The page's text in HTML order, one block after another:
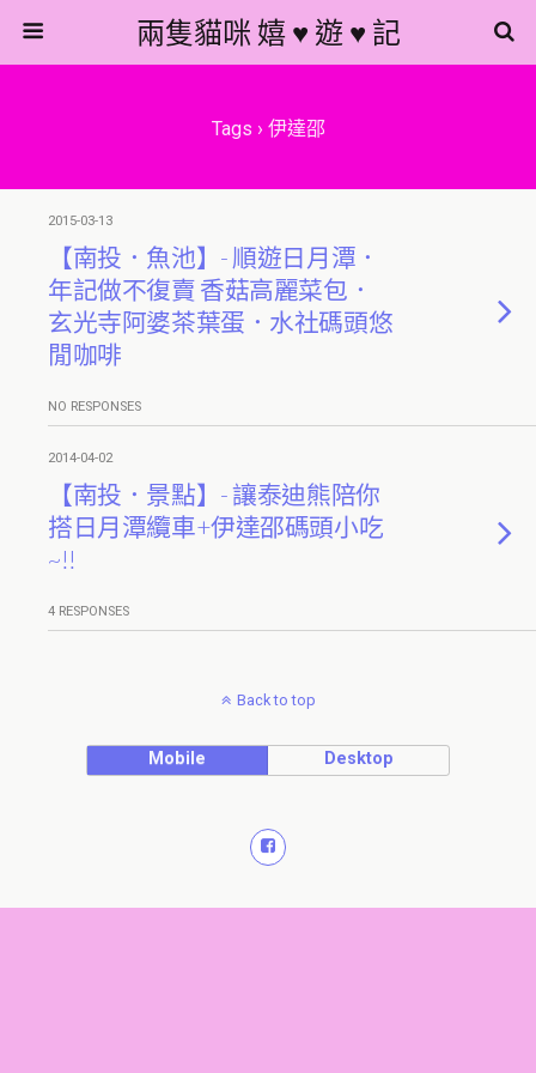
兩隻貓咪 嬉 ♥ 遊 ♥ 記
Tags › 伊達邵
2015-03-13
【南投．魚池】- 順遊日月潭．
年記做不復賣 香菇高麗菜包．
玄光寺阿婆茶葉蛋．水社碼頭悠
閒咖啡
NO RESPONSES
2014-04-02
【南投．景點】- 讓泰迪熊陪你
搭日月潭纜車+伊達邵碼頭小吃
~!!
4 RESPONSES
Back to top
Mobile Desktop